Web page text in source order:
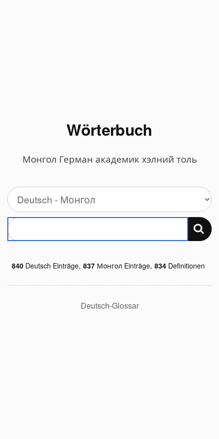
Wörterbuch
Монгол Герман академик хэлний толь
840 Deutsch Einträge, 837 Монгол Einträge, 834 Definitionen
Deutsch-Glossar